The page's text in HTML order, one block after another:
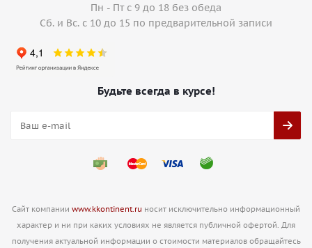
Пн - Пт с 9 до 18 без обеда
Сб. и Вс. с 10 до 15 по предварительной записи
Будьте всегда в курсе!
Сайт компании www.kkontinent.ru носит исключительно информационный
характер и ни при каких условиях не является публичной офертой. Для
получения актуальной информации о стоимости материалов обращайтесь